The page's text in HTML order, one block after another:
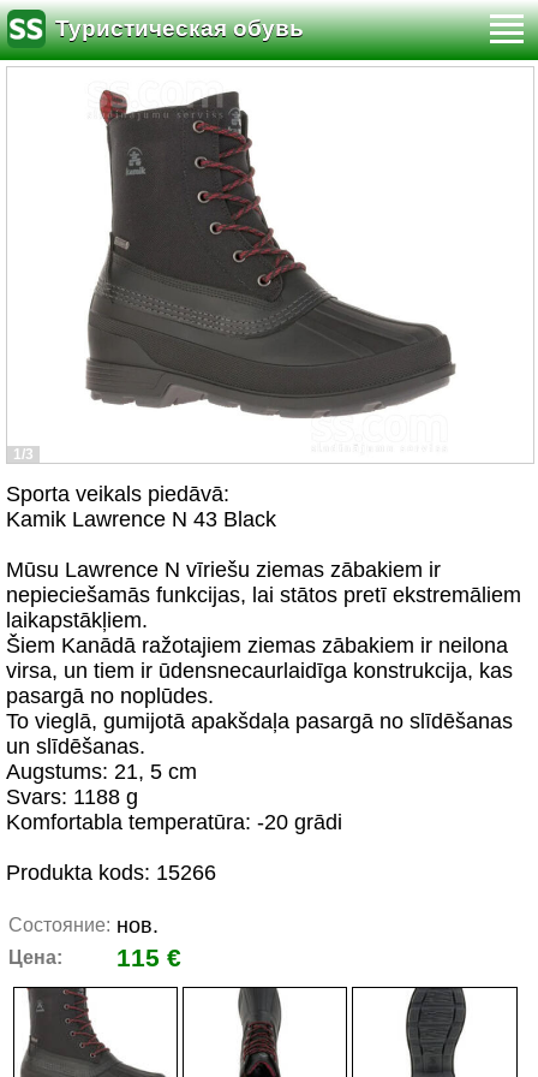
Туристическая обувь
1/3
Sporta veikals piedāvā:
Kamik Lawrence N 43 Black
Mūsu Lawrence N vīriešu ziemas zābakiem ir
nepieciešamās funkcijas, lai stātos pretī ekstremāliem
laikapstākļiem.
Šiem Kanādā ražotajiem ziemas zābakiem ir neilona
virsa, un tiem ir ūdensnecaurlaidīga konstrukcija, kas
pasargā no noplūdes.
To vieglā, gumijotā apakšdaļa pasargā no slīdēšanas
un slīdēšanas.
Augstums: 21, 5 cm
Svars: 1188 g
Komfortabla temperatūra: -20 grādi
Produkta kods: 15266
Состояние: нов.
Цена: 115 €